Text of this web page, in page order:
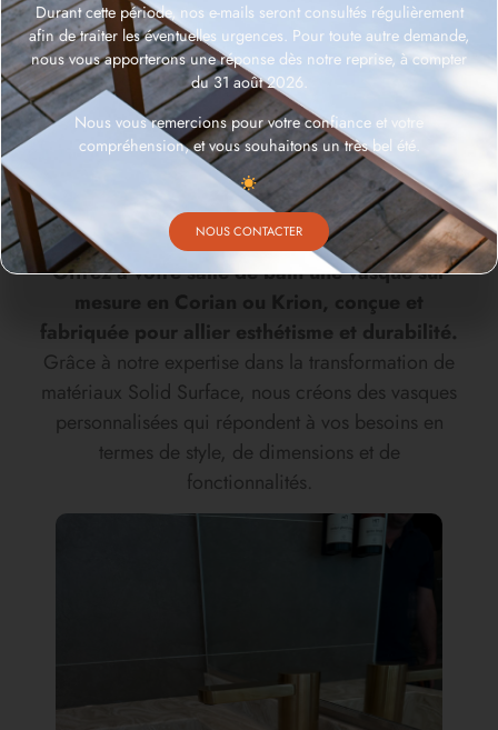
VASQUES
Offrez à votre salle de bain une vasque sur
fabriquée pour allier esthétisme et durabilité.
Grâce à notre expertise dans la transformation de
matériaux Solid Surface, nous créons des vasques
personnalisées qui répondent à vos besoins en
termes de style, de dimensions et de
fonctionnalités.
Durant cette période, nos e-mails seront consultés régulièrement
afin de traiter les éventuelles urgences. Pour toute autre demande,
nous vous apporterons une réponse dès notre reprise, à compter
du 31 août 2026.
Nous vous remercions pour votre confiance et votre
compréhension, et vous souhaitons un très bel été.
NOUS CONTACTER